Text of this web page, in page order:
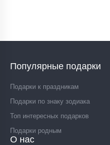
Популярные подарки
Подарки к праздникам
Подарки по знаку зодиака
Топ интересных подарков
Подарки родным
О нас